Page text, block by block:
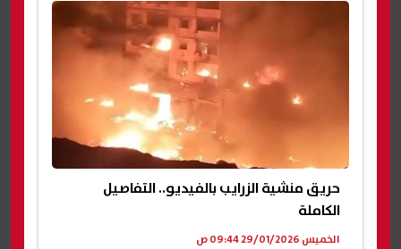
حريق منشية الزرايب بالفيديو.. التفاصيل
الكاملة
الخميس 29/01/2026 09:44 ص